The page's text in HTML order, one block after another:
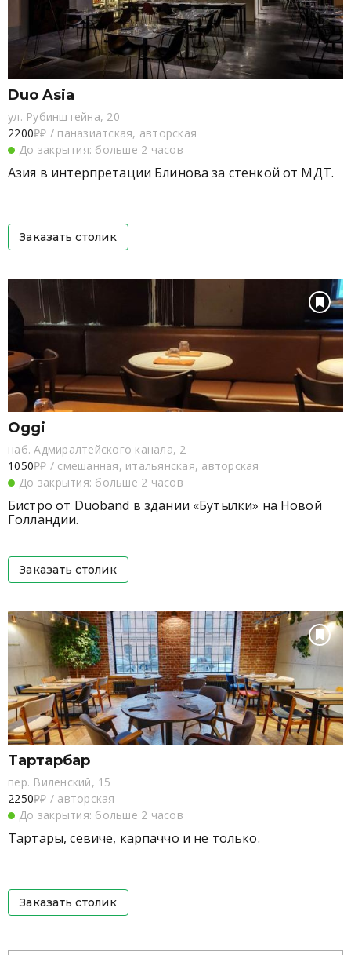
Duo Asia
ул. Рубинштейна, 20
2200₽₽ / паназиатская, авторская
До закрытия: больше 2 часов
Азия в интерпретации Блинова за стенкой от МДТ.
Заказать столик
Oggi
наб. Адмиралтейского канала, 2
1050₽₽ / смешанная, итальянская, авторская
До закрытия: больше 2 часов
Бистро от Duoband в здании «Бутылки» на Новой
Голландии.
Заказать столик
Тартарбар
пер. Виленский, 15
2250₽₽ / авторская
До закрытия: больше 2 часов
Тартары, севиче, карпаччо и не только.
Заказать столик